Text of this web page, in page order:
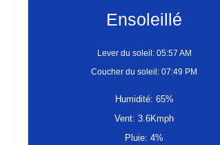
Ensoleillé
Lever du soleil: 05:57 AM
Coucher du soleil: 07:49 PM
Humidité: 65%
Vent: 3.6Kmph
Pluie: 4%